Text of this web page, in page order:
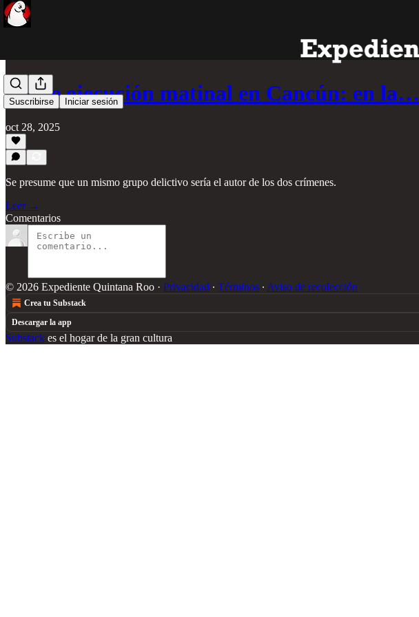
Suscribirse Iniciar sesión
Doble ejecución matinal en Cancún: en la…
oct 28, 2025
Se presume que un mismo grupo delictivo sería el autor de los dos crímenes.
Leer →
Comentarios
© 2026 Expediente Quintana Roo · Privacidad ∙ Términos ∙ Aviso de recolección
Crea tu Substack
Descargar la app
Substack es el hogar de la gran cultura